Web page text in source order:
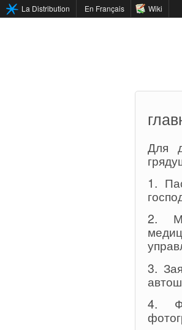
La Distribution En Français Wiki
Для
1.
2.
3.
4.